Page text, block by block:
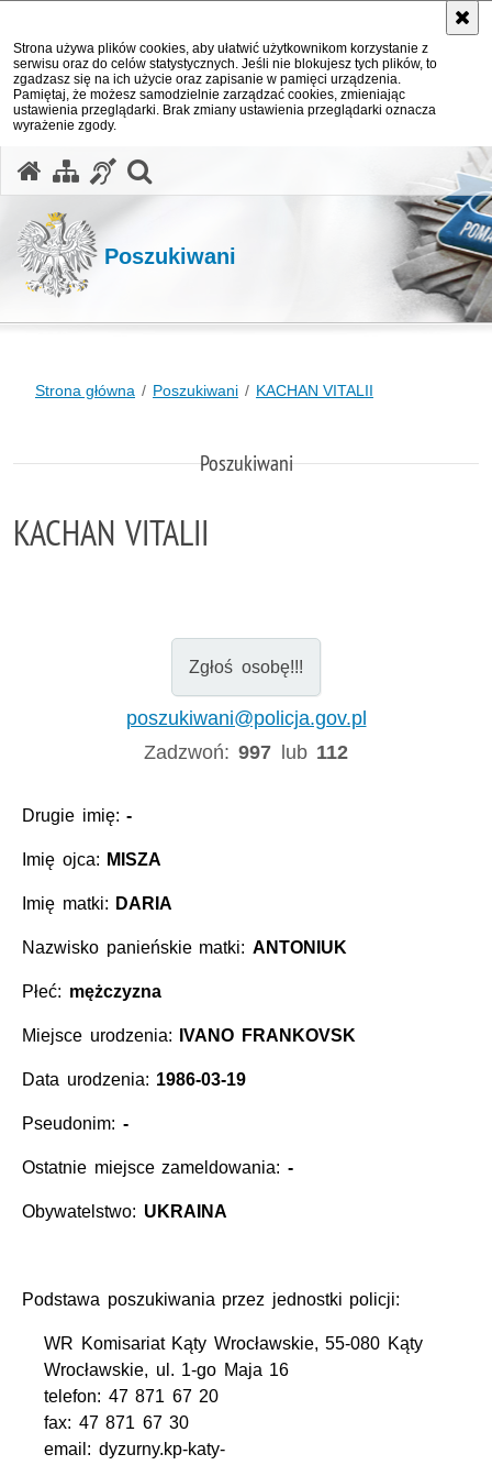
Strona używa plików cookies, aby ułatwić użytkownikom korzystanie z
serwisu oraz do celów statystycznych. Jeśli nie blokujesz tych plików, to
zgadzasz się na ich użycie oraz zapisanie w pamięci urządzenia.
Pamiętaj, że możesz samodzielnie zarządzać cookies, zmieniając
ustawienia przeglądarki. Brak zmiany ustawienia przeglądarki oznacza
wyrażenie zgody.
Poszukiwani
Strona główna Poszukiwani KACHAN VITALII
Poszukiwani
KACHAN VITALII
Zgłoś osobę!!!
poszukiwani@policja.gov.pl
Zadzwoń:997 lub 112
Drugie imię:-
Imię ojca: MISZA
Imię matki: DARIA
Nazwisko panieńskie matki: ANTONIUK
Płeć: mężczyzna
Miejsce urodzenia: IVANO FRANKOVSK
Data urodzenia: 1986-03-19
Pseudonim: -
Ostatnie miejsce zameldowania: -
Obywatelstwo: UKRAINA
Podstawa poszukiwania przez jednostki policji:
WR Komisariat Kąty Wrocławskie, 55-080 Kąty
Wrocławskie, ul. 1-go Maja 16
telefon: 47 871 67 20
fax: 47 871 67 30
email: dyzurny.kp-katy-